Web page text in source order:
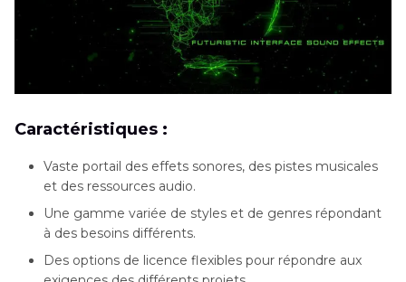
Caractéristiques :
Vaste portail des effets sonores, des pistes musicales
et des ressources audio.
Une gamme variée de styles et de genres répondant
à des besoins différents.
Des options de licence flexibles pour répondre aux